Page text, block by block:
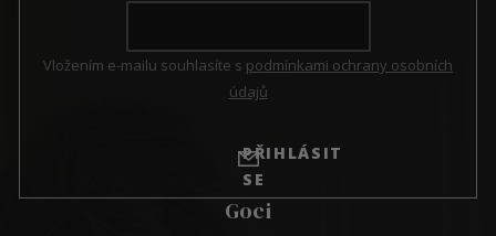
Vložením e-mailu souhlasíte s podmínkami ochrany osobních
údajů
PŘIHLÁSIT
SE
Goci